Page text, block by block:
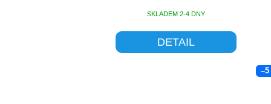
SKLADEM 2-4 DNY
DETAIL
–5